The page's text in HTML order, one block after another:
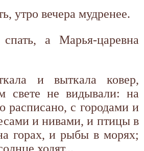
утро вечера мудренее.
а Марья-царевна
и выткала ковер,
свете не видывали: на
расписано, с городами и
и нивами, и птицы в
горах, и рыбы в морях;
ходят...